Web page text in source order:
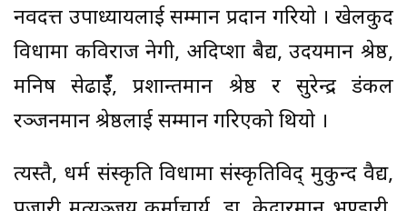
नवदत्त उपाध्यायलाई सम्मान प्रदान गरियो । खेलकुद
विधामा कविराज नेगी, अदिप्शा बैद्य, उदयमान श्रेष्ठ,
मनिष सेढाईँ, प्रशान्तमान श्रेष्ठ र सुरेन्द्र डंकल
रञ्जनमान श्रेष्ठलाई सम्मान गरिएको थियो ।
त्यस्तै, धर्म संस्कृति विधामा संस्कृतिविद् मुकुन्द वैद्य,